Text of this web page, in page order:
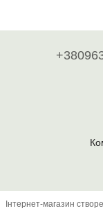
Інтернет-магазин